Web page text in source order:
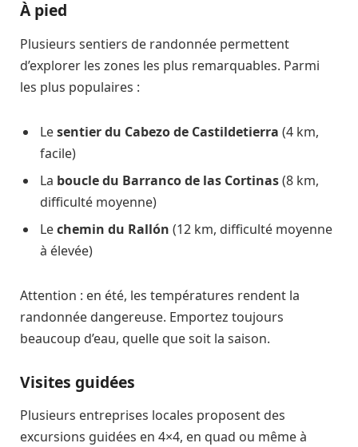
À pied
Plusieurs sentiers de randonnée permettent
d’explorer les zones les plus remarquables. Parmi
les plus populaires :
Lesentier du Cabezo de Castildetierra (4 km,
facile)
La boucle du Barranco de las Cortinas(8 km,
difficulté moyenne)
Lechemin du Rallón (12 km, difficulté moyenne
à élevée)
Attention : en été, les températures rendent la
randonnée dangereuse. Emportez toujours
beaucoup d’eau, quelle que soit la saison.
Visites guidées
Plusieurs entreprises locales proposent des
excursions guidées en 4×4, en quad ou même à